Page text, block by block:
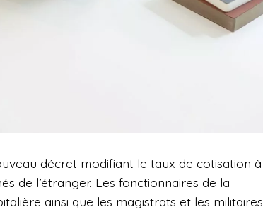
décret modifiant le taux de cotisation à
de l’étranger. Les fonctionnaires de la
ainsi que les magistrats et les militaires